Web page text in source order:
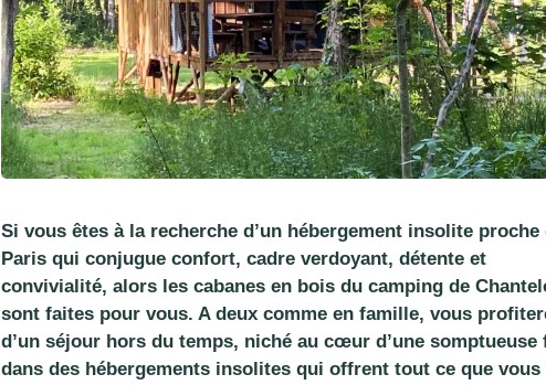
Si vous êtes à la recherche d’un hébergement insolite proche
Paris qui conjugue confort, cadre verdoyant, détente et
convivialité, alors les cabanes en bois du camping de
sont faites pour vous. A deux comme en famille, vous
d’un séjour hors du temps, niché au cœur d’une somptueuse
dans des hébergements insolites qui offrent tout ce que vous